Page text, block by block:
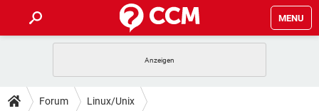
MENU
ANDROID
TIPPS & TRICKS
Forum Linux/Unix